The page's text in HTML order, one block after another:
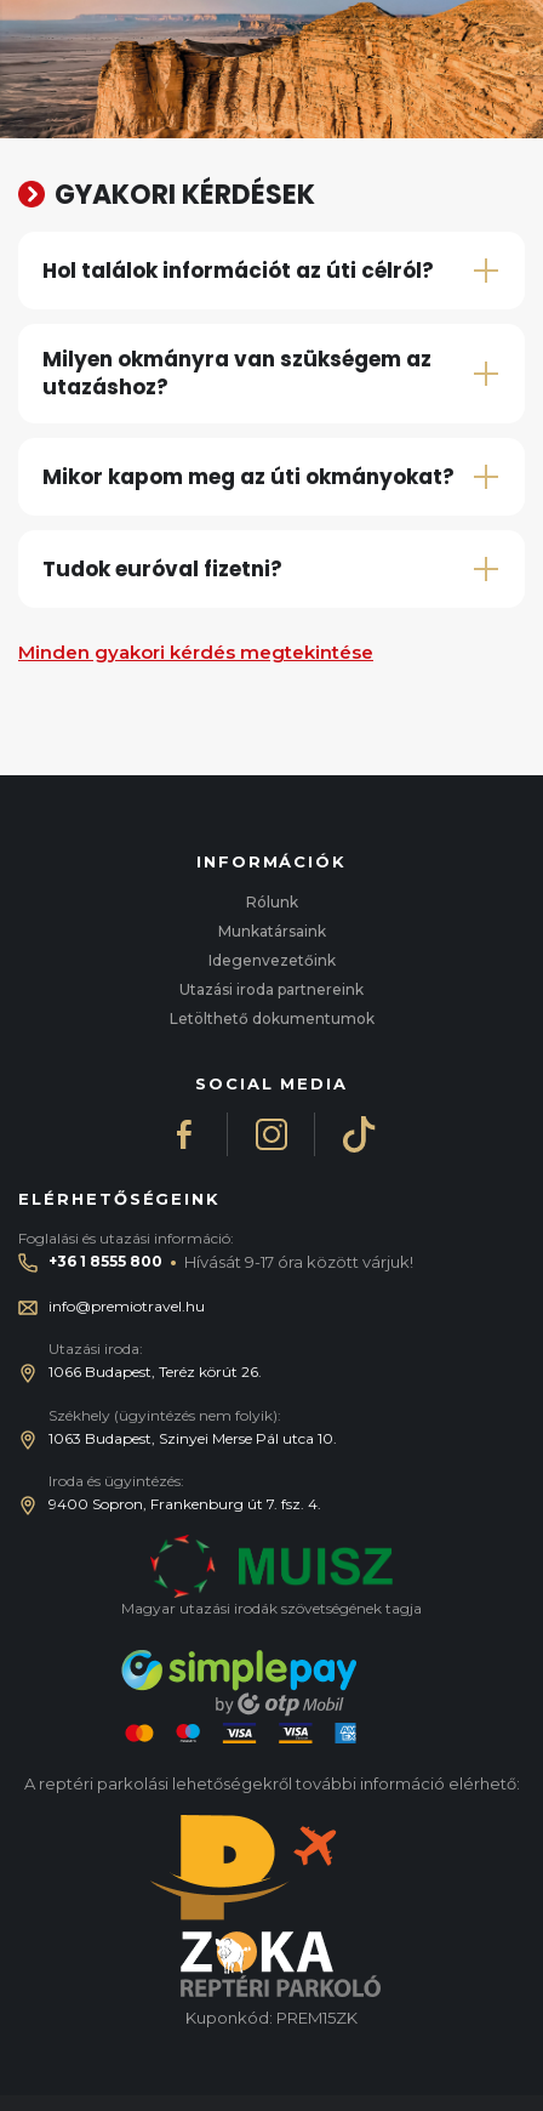
GYAKORI KÉRDÉSEK
Hol találok információt az úti célról?
Milyen okmányra van szükségem az
utazáshoz?
Mikor kapom meg az úti okmányokat?
Tudok euróval fizetni?
Minden gyakori kérdés megtekintése
INFORMÁCIÓK
Rólunk
Munkatársaink
Idegenvezetőink
Utazási iroda partnereink
Letölthető dokumentumok
SOCIAL MEDIA
ELÉRHETŐSÉGEINK
Foglalási és utazási információ:
+36 1 8555 800 · Hívását 9-17 óra között várjuk!
info@premiotravel.hu
Utazási iroda:
1066 Budapest, Teréz körút 26.
Székhely (ügyintézés nem folyik):
1063 Budapest, Szinyei Merse Pál utca 10.
Iroda és ügyintézés:
9400 Sopron, Frankenburg út 7. fsz. 4.
Magyar utazási irodák szövetségének tagja
A reptéri parkolási lehetőségekről további információ elérhető:
Kuponkód: PREM15ZK